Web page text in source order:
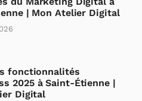
| Mon Atelier Digital
fonctionnalités
2025 à Saint-Étienne |
Digital